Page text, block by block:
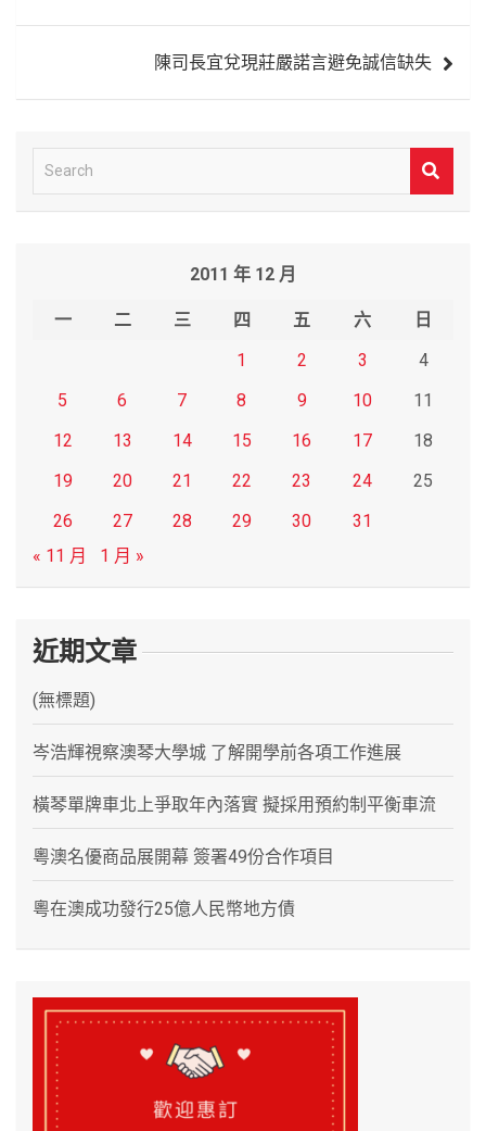
陳司長宜兌現莊嚴諾言避免誠信缺失
e
2011 年 12 月
一 二 三 四 五 六
日
1
2 3
4
5
6 7 8 9 10
11
12
13 14 15 16 17
18
19
20 21 22 23 24
25
26
27 28 29 30
31
« 11 月
1 月 »
近期文章
(無標題)
岑浩輝視察澳琴大學城 了解開學前各項工作進展
橫琴單牌車北上爭取年內落實 擬採用預約制平衡車流
粵澳名優商品展開幕 簽署49份合作項目
粵在澳成功發行25億人民幣地方債